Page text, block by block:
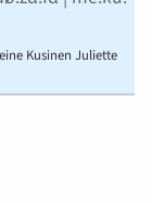
Kusinen Juliette